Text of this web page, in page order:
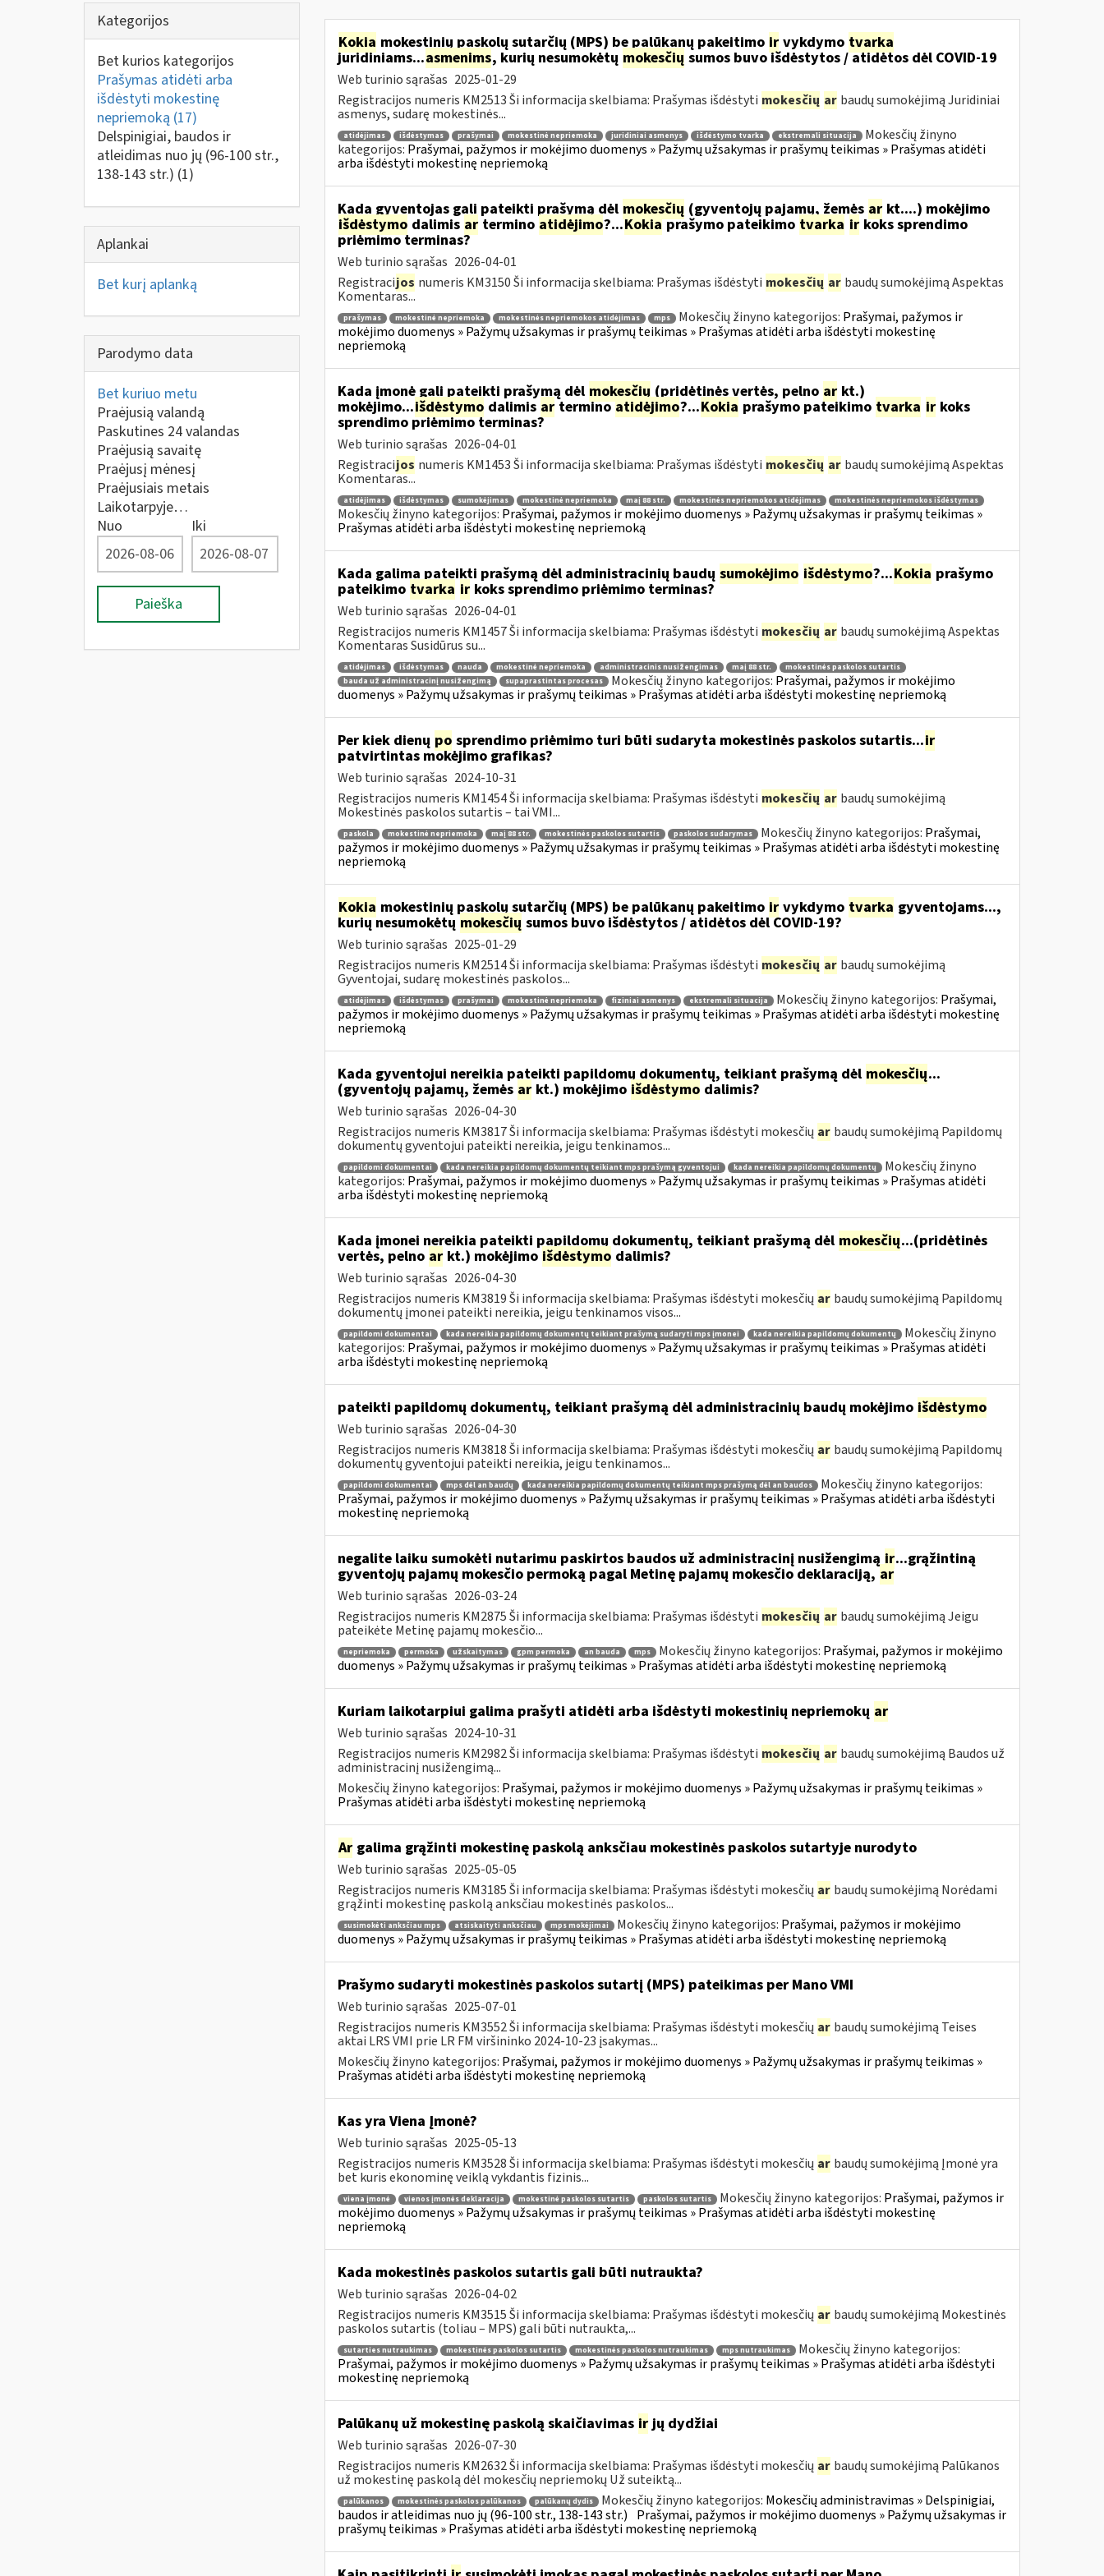
Kategorijos
Bet kurios kategorijos
Prašymas atidėti arba
išdėstyti mokestinę
nepriemoką (17)
Delspinigiai, baudos ir
atleidimas nuo jų (96-100 str.,
138-143 str.) (1)
Aplankai
Bet kurį aplanką
Parodymo data
Bet kuriuo metu
Praėjusią valandą
Paskutines 24 valandas
Praėjusią savaitę
Praėjusį mėnesį
Praėjusiais metais
Laikotarpyje…
Nuo
Iki
Paieška
Kokia mokestinių paskolų sutarčių (MPS) be palūkanų pakeitimo irvykdymo tvarka
juridiniams...asmenims, kurių nesumokėtų mokesčių sumos buvo išdėstytos / atidėtos dėl COVID-19
Web turinio sąrašas 2025-01-29
Registracijos numeris KM2513 Ši informacija skelbiama: Prašymas išdėstyti mokesčių ar baudų sumokėjimą Juridiniai
asmenys, sudarę mokestinės...
atidėjimas išdėstymas prašymai mokestinė nepriemoka juridiniai asmenys išdėstymo tvarka ekstremali situacija
Mokesčių žinyno
kategorijos: Prašymai, pažymos ir mokėjimo duomenys » Pažymų užsakymas ir prašymų teikimas » Prašymas atidėti
arba išdėstyti mokestinę nepriemoką
Kada gyventojas gali pateikti prašymą dėl mokesčių (gyventojų pajamų, žemės arkt....) mokėjimo
išdėstymo dalimis artermino atidėjimo?...Kokiaprašymo pateikimo tvarka irkoks sprendimo
priėmimo terminas?
Web turinio sąrašas 2026-04-01
Registracijos numeris KM3150 Ši informacija skelbiama: Prašymas išdėstyti mokesčių ar baudų sumokėjimą Aspektas
Komentaras...
prašymas mokestinė nepriemoka mokestinės nepriemokos atidėjimas mps Mokesčių žinyno kategorijos: Prašymai, pažymos ir
mokėjimo duomenys » Pažymų užsakymas ir prašymų teikimas » Prašymas atidėti arba išdėstyti mokestinę
nepriemoką
Kada įmonė gali pateikti prašymą dėl mokesčių(pridėtinės vertės, pelno arkt.)
mokėjimo...išdėstymo dalimis arterminoatidėjimo?...Kokia prašymo pateikimo tvarka irkoks
sprendimo priėmimo terminas?
Web turinio sąrašas 2026-04-01
Registracijos numeris KM1453 Ši informacija skelbiama: Prašymas išdėstyti mokesčių ar baudų sumokėjimą Aspektas
Komentaras...
atidėjimas išdėstymas sumokėjimas mokestinė nepriemoka maį 88 str. mokestinės nepriemokos atidėjimas mokestinės nepriemokos išdėstymas
Mokesčių žinyno kategorijos: Prašymai, pažymos ir mokėjimo duomenys » Pažymų užsakymas ir prašymų teikimas »
Prašymas atidėti arba išdėstyti mokestinę nepriemoką
Kada galima pateikti prašymą dėl administracinių baudų sumokėjimo išdėstymo?...Kokia prašymo
pateikimo tvarka irkoks sprendimo priėmimo terminas?
Web turinio sąrašas 2026-04-01
Registracijos numeris KM1457 Ši informacija skelbiama: Prašymas išdėstyti mokesčių ar baudų sumokėjimą Aspektas
Komentaras Susidūrus su...
atidėjimas išdėstymas nauda mokestinė nepriemoka administracinis nusižengimas maį 88 str.
mokestinės paskolos sutartis
bauda už administracinį nusižengimą
supaprastintas procesas Mokesčių žinyno kategorijos: Prašymai, pažymos ir mokėjimo
duomenys » Pažymų užsakymas ir prašymų teikimas » Prašymas atidėti arba išdėstyti mokestinę nepriemoką
Per kiek dienų po sprendimo priėmimo turi būti sudaryta mokestinės paskolos sutartis...ir
patvirtintas mokėjimo grafikas?
Web turinio sąrašas 2024-10-31
Registracijos numeris KM1454 Ši informacija skelbiama: Prašymas išdėstyti mokesčių ar baudų sumokėjimą
Mokestinės paskolos sutartis – tai VMI...
paskola mokestinė nepriemoka maį 88 str. mokestinės paskolos sutartis paskolos sudarymas Mokesčių žinyno kategorijos: Prašymai,
pažymos ir mokėjimo duomenys » Pažymų užsakymas ir prašymų teikimas » Prašymas atidėti arba išdėstyti mokestinę
nepriemoką
Kokia mokestinių paskolų sutarčių (MPS) be palūkanų pakeitimo irvykdymo tvarka gyventojams...,
kurių nesumokėtų mokesčių sumos buvo išdėstytos / atidėtos dėl COVID-19?
Web turinio sąrašas 2025-01-29
Registracijos numeris KM2514 Ši informacija skelbiama: Prašymas išdėstyti mokesčių ar baudų sumokėjimą
Gyventojai, sudarę mokestinės paskolos...
atidėjimas išdėstymas prašymai mokestinė nepriemoka fiziniai asmenys ekstremali situacija Mokesčių žinyno kategorijos: Prašymai,
pažymos ir mokėjimo duomenys » Pažymų užsakymas ir prašymų teikimas » Prašymas atidėti arba išdėstyti mokestinę
nepriemoką
Kada gyventojui nereikia pateikti papildomų dokumentų, teikiant prašymą dėl mokesčių...
(gyventojų pajamų, žemės arkt.) mokėjimo išdėstymo dalimis?
Web turinio sąrašas 2026-04-30
Registracijos numeris KM3817 Ši informacija skelbiama: Prašymas išdėstyti mokesčių ar baudų sumokėjimą Papildomų
dokumentų gyventojui pateikti nereikia, jeigu tenkinamos...
papildomi dokumentai kada nereikia papildomų dokumentų teikiant mps prašymą gyventojui kada nereikia papildomų dokumentų
Mokesčių žinyno
kategorijos: Prašymai, pažymos ir mokėjimo duomenys » Pažymų užsakymas ir prašymų teikimas » Prašymas atidėti
arba išdėstyti mokestinę nepriemoką
Kada įmonei nereikia pateikti papildomų dokumentų, teikiant prašymą dėl mokesčių...(pridėtinės
vertės, pelno arkt.) mokėjimo išdėstymo dalimis?
Web turinio sąrašas 2026-04-30
Registracijos numeris KM3819 Ši informacija skelbiama: Prašymas išdėstyti mokesčių ar baudų sumokėjimą Papildomų
dokumentų įmonei pateikti nereikia, jeigu tenkinamos visos...
papildomi dokumentai kada nereikia papildomų dokumentų teikiant prašymą sudaryti mps įmonei kada nereikia papildomų dokumentų
Mokesčių žinyno
kategorijos: Prašymai, pažymos ir mokėjimo duomenys » Pažymų užsakymas ir prašymų teikimas » Prašymas atidėti
arba išdėstyti mokestinę nepriemoką
pateikti papildomų dokumentų, teikiant prašymą dėl administracinių baudų mokėjimo išdėstymo
Web turinio sąrašas 2026-04-30
Registracijos numeris KM3818 Ši informacija skelbiama: Prašymas išdėstyti mokesčių ar baudų sumokėjimą Papildomų
dokumentų gyventojui pateikti nereikia, jeigu tenkinamos...
papildomi dokumentai mps dėl an baudų kada nereikia papildomų dokumentų teikiant mps prašymą dėl an baudos
Mokesčių žinyno kategorijos:
Prašymai, pažymos ir mokėjimo duomenys » Pažymų užsakymas ir prašymų teikimas » Prašymas atidėti arba išdėstyti
mokestinę nepriemoką
negalite laiku sumokėti nutarimu paskirtos baudos už administracinį nusižengimąir...grąžintiną
gyventojų pajamų mokesčio permoką pagal Metinę pajamų mokesčio deklaraciją, ar
Web turinio sąrašas 2026-03-24
Registracijos numeris KM2875 Ši informacija skelbiama: Prašymas išdėstyti mokesčių ar baudų sumokėjimą Jeigu
pateikėte Metinę pajamų mokesčio...
nepriemoka permoka užskaitymas gpm permoka an bauda mps Mokesčių žinyno kategorijos: Prašymai, pažymos ir mokėjimo
duomenys » Pažymų užsakymas ir prašymų teikimas » Prašymas atidėti arba išdėstyti mokestinę nepriemoką
Kuriam laikotarpiui galima prašyti atidėti arba išdėstyti mokestinių nepriemokų ar
Web turinio sąrašas 2024-10-31
Registracijos numeris KM2982 Ši informacija skelbiama: Prašymas išdėstyti mokesčių ar baudų sumokėjimą Baudos už
administracinį nusižengimą...
Mokesčių žinyno kategorijos: Prašymai, pažymos ir mokėjimo duomenys » Pažymų užsakymas ir prašymų teikimas »
Prašymas atidėti arba išdėstyti mokestinę nepriemoką
Argalima grąžinti mokestinę paskolą anksčiau mokestinės paskolos sutartyje nurodyto
Web turinio sąrašas 2025-05-05
Registracijos numeris KM3185 Ši informacija skelbiama: Prašymas išdėstyti mokesčių ar baudų sumokėjimą Norėdami
grąžinti mokestinę paskolą anksčiau mokestinės paskolos...
susimokėti anksčiau mps atsiskaityti anksčiau mps mokėjimai Mokesčių žinyno kategorijos: Prašymai, pažymos ir mokėjimo
duomenys » Pažymų užsakymas ir prašymų teikimas » Prašymas atidėti arba išdėstyti mokestinę nepriemoką
Prašymo sudaryti mokestinės paskolos sutartį (MPS) pateikimas per Mano VMI
Web turinio sąrašas 2025-07-01
Registracijos numeris KM3552 Ši informacija skelbiama: Prašymas išdėstyti mokesčių ar baudų sumokėjimą Teises
aktai LRS VMI prie LR FM viršininko 2024-10-23 įsakymas...
Mokesčių žinyno kategorijos: Prašymai, pažymos ir mokėjimo duomenys » Pažymų užsakymas ir prašymų teikimas »
Prašymas atidėti arba išdėstyti mokestinę nepriemoką
Kas yra Viena Įmonė?
Web turinio sąrašas 2025-05-13
Registracijos numeris KM3528 Ši informacija skelbiama: Prašymas išdėstyti mokesčių ar baudų sumokėjimą Įmonė yra
bet kuris ekonominę veiklą vykdantis fizinis...
viena įmonė vienos įmonės deklaracija mokestinė paskolos sutartis paskolos sutartis Mokesčių žinyno kategorijos: Prašymai, pažymos ir
mokėjimo duomenys » Pažymų užsakymas ir prašymų teikimas » Prašymas atidėti arba išdėstyti mokestinę
nepriemoką
Kada mokestinės paskolos sutartis gali būti nutraukta?
Web turinio sąrašas 2026-04-02
Registracijos numeris KM3515 Ši informacija skelbiama: Prašymas išdėstyti mokesčių ar baudų sumokėjimą Mokestinės
paskolos sutartis (toliau – MPS) gali būti nutraukta,...
sutarties nutraukimas mokestinės paskolos sutartis mokestinės paskolos nutraukimas mps nutraukimas
Mokesčių žinyno kategorijos:
Prašymai, pažymos ir mokėjimo duomenys » Pažymų užsakymas ir prašymų teikimas » Prašymas atidėti arba išdėstyti
mokestinę nepriemoką
Palūkanų už mokestinę paskolą skaičiavimas irjų dydžiai
Web turinio sąrašas 2026-07-30
Registracijos numeris KM2632 Ši informacija skelbiama: Prašymas išdėstyti mokesčių ar baudų sumokėjimą Palūkanos
už mokestinę paskolą dėl mokesčių nepriemokų Už suteiktą...
palūkanos mokestinės paskolos palūkanos palūkanų dydis Mokesčių žinyno kategorijos: Mokesčių administravimas » Delspinigiai,
baudos ir atleidimas nuo jų (96-100 str., 138-143 str.) Prašymai, pažymos ir mokėjimo duomenys » Pažymų užsakymas ir
prašymų teikimas » Prašymas atidėti arba išdėstyti mokestinę nepriemoką